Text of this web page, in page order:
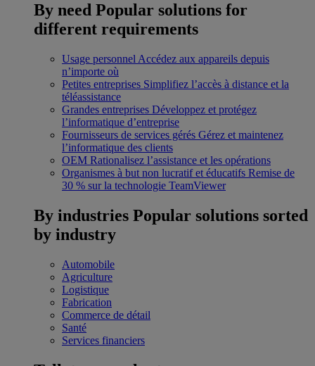
By need Popular solutions for
different requirements
Usage personnel Accédez aux appareils depuis
n’importe où
Petites entreprises Simplifiez l’accès à distance et la
téléassistance
Grandes entreprises Développez et protégez
l’informatique d’entreprise
Fournisseurs de services gérés Gérez et maintenez
l’informatique des clients
OEM Rationalisez l’assistance et les opérations
Organismes à but non lucratif et éducatifs Remise de
30 % sur la technologie TeamViewer
By industries Popular solutions sorted
by industry
Automobile
Agriculture
Logistique
Fabrication
Commerce de détail
Santé
Services financiers